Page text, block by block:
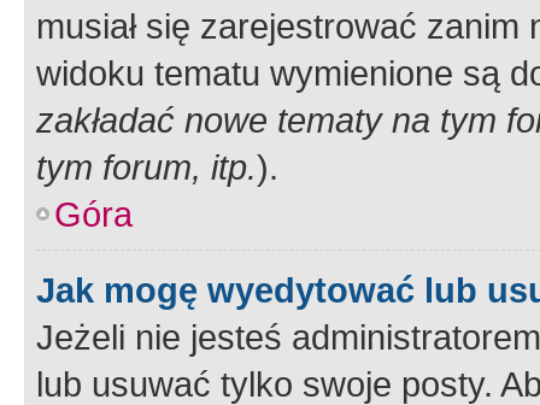
musiał się zarejestrować
widoku tematu wymienione są
zakładać nowe tematy na tym
tym forum, itp.).
Góra
Jak mogę wyedytować lub
Jeżeli nie jesteś
lub usuwać tylko swoje posty.